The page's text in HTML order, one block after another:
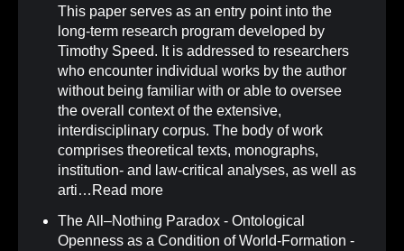
This paper serves as an entry point into the
long-term research program developed by
Timothy Speed. It is addressed to researchers
who encounter individual works by the author
without being familiar with or able to oversee
the overall context of the extensive,
interdisciplinary corpus. The body of work
comprises theoretical texts, monographs,
institution- and law-critical analyses, as well as
arti… Read more
The All–Nothing Paradox - Ontological
Openness as a Condition of World-Formation -